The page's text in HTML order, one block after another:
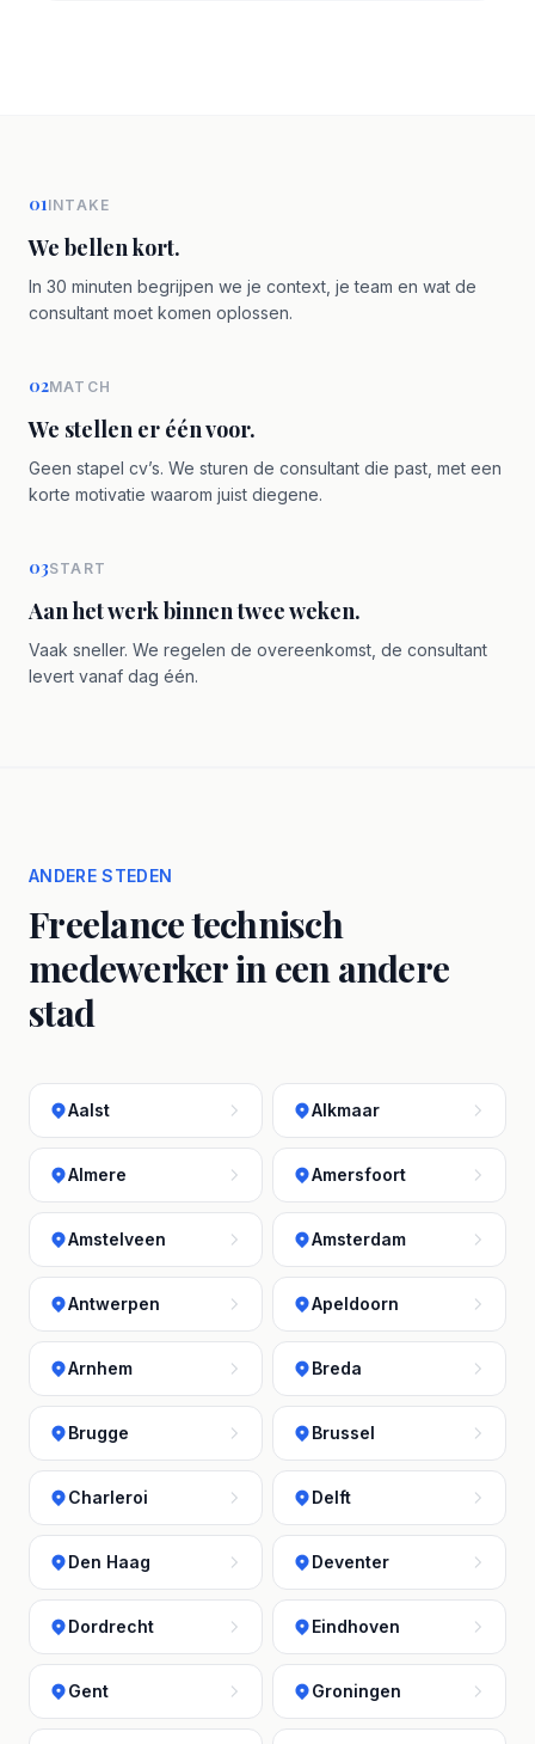
01INTAKE
We bellen kort.
In 30 minuten begrijpen we je context, je team en wat de
consultant moet komen oplossen.
02MATCH
We stellen er één voor.
Geen stapel cv’s. We sturen de consultant die past, met een
korte motivatie waarom juist diegene.
03START
Aan het werk binnen twee weken.
Vaak sneller. We regelen de overeenkomst, de consultant
levert vanaf dag één.
ANDERE STEDEN
Freelance technisch
medewerker in een andere
stad
Aalst Alkmaar
Almere Amersfoort
Amstelveen Amsterdam
Antwerpen Apeldoorn
Arnhem Breda
Brugge Brussel
Charleroi Delft
Den Haag Deventer
Dordrecht Eindhoven
Gent Groningen